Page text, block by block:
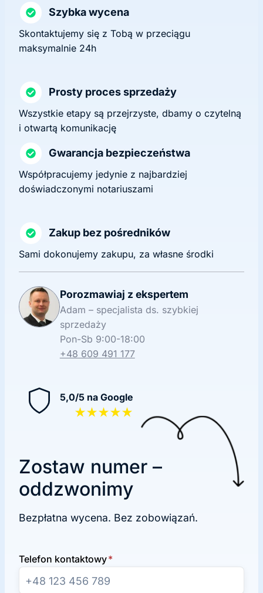
Szybka wycena
Skontaktujemy się z Tobą w przeciągu
maksymalnie 24h
Prosty proces sprzedaży
Wszystkie etapy są przejrzyste, dbamy o czytelną
i otwartą komunikację
Gwarancja bezpieczeństwa
Współpracujemy jedynie z najbardziej
doświadczonymi notariuszami
Zakup bez pośredników
Sami dokonujemy zakupu, za własne środki
Porozmawiaj z ekspertem
Adam – specjalista ds. szybkiej
sprzedaży
Pon-Sb 9:00-18:00
+48 609 491 177
5,0/5 na Google
★★★★★
Zostaw numer –
oddzwonimy
Bezpłatna wycena. Bez zobowiązań.
Telefon kontaktowy*